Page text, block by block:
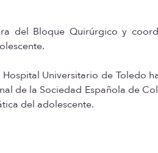
del Bloque Quirúrgico y
Universitario de Toledo
de la Sociedad Española de
del adolescente.